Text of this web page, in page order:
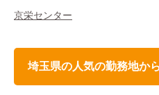
京栄センター
埼玉県の人気の勤務地か